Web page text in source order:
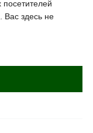
Вас здесь не